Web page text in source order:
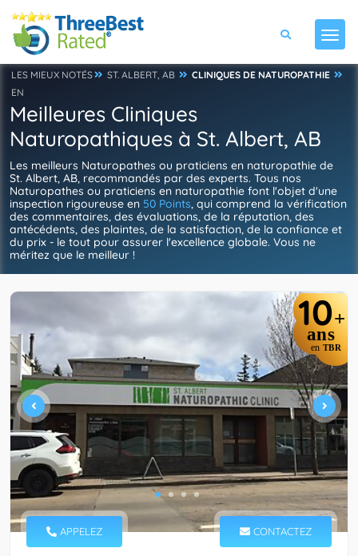
LES MIEUX NOTÉS ST. ALBERT, AB
CLINIQUES DE NATUROPATHIE
EN
Meilleures Cliniques
Naturopathiques à St. Albert, AB
Les meilleurs Naturopathes ou praticiens en naturopathie de
St. Albert, AB, recommandés par des experts. Tous nos
Naturopathes ou praticiens en naturopathie font l'objet d'une
inspection rigoureuse en 50 Points, qui comprend la vérification
des commentaires, des évaluations, de la réputation, des
antécédents, des plaintes, de la satisfaction, de la confiance et
du prix - le tout pour assurer l'excellence globale. Vous ne
méritez que le meilleur !
10+
ans
en TBR
APPELEZ CONTACTEZ